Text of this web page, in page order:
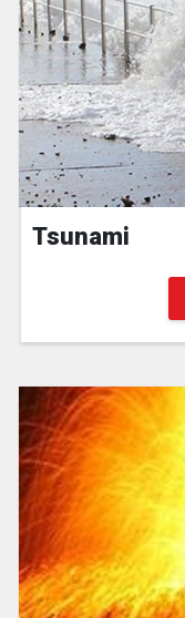
Tsunami